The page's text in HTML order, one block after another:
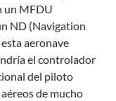
un MFDU
ND (Navigation
aeronave
el controlador
del piloto
de mucho